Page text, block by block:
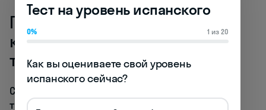
Перерывы и отдых:
культурное значение в
трудовой жизни
Система перерывов и отдыха в испанской
трудовой культуре — это не просто
Тест на уровень испанского
0% 1 из 20
Как вы оцениваете свой уровень
испанского сейчас?